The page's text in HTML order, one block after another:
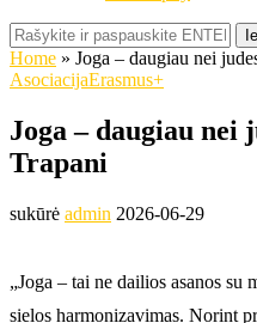
Home » Joga – daugiau nei
AsociacijaErasmus+
Joga – daugiau nei
Trapani
sukūrė admin 2026-06-29
„Joga – tai ne dailios asanos
sielos harmonizavimas. Norint